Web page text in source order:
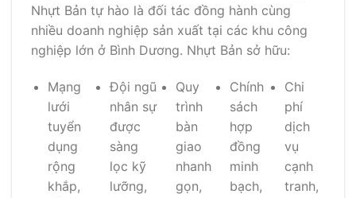
Nhựt Bản tự hào là đối tác đồng hành cùng
nhiều doanh nghiệp sản xuất tại các khu công
nghiệp lớn ở Bình Dương. Nhựt Bản sở hữu:
Mạng
lưới
tuyển
dụng
rộng
khắp,
Đội ngũ
nhân sự
được
sàng
lọc kỹ
lưỡng,
Quy
trình
bàn
giao
nhanh
gọn,
Chính
sách
hợp
đồng
minh
bạch,
Chi
phí
dịch
vụ
cạnh
tranh,